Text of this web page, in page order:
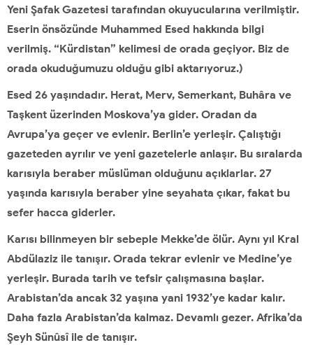
Yeni Şafak Gazetesi tarafından okuyucularına verilmiştir.
Eserin önsözünde Muhammed Esed hakkında bilgi
verilmiş. “Kürdistan” kelimesi de orada geçiyor. Biz de
orada okuduğumuzu olduğu gibi aktarıyoruz.)
Esed 26 yaşındadır. Herat, Merv, Semerkant, Buhâra ve
Taşkent üzerinden Moskova’ya gider. Oradan da
Avrupa’ya geçer ve evlenir. Berlin’e yerleşir. Çalıştığı
gazeteden ayrılır ve yeni gazetelerle anlaşır. Bu sıralarda
karısıyla beraber müslüman olduğunu açıklarlar. 27
yaşında karısıyla beraber yine seyahata çıkar, fakat bu
sefer hacca giderler.
Karısı bilinmeyen bir sebeple Mekke’de ölür. Aynı yıl Kral
Abdülaziz ile tanışır. Orada tekrar evlenir ve Medine’ye
yerleşir. Burada tarih ve tefsir çalışmasına başlar.
Arabistan’da ancak 32 yaşına yani 1932’ye kadar kalır.
Daha fazla Arabistan’da kalmaz. Devamlı gezer. Afrika’da
Şeyh Sünûsî ile de tanışır.